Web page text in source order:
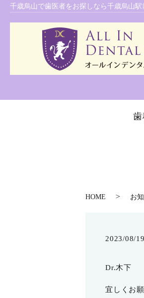
千歳烏山で歯医者をお探しなら千歳烏山
HOME お
2023/08/19
Dr.木下
宜しくお